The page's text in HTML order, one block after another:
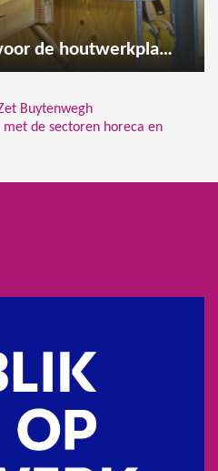
Vrijwilligers gezocht voor de houtwerkplaats
Buytenwegh
de sectoren horeca en